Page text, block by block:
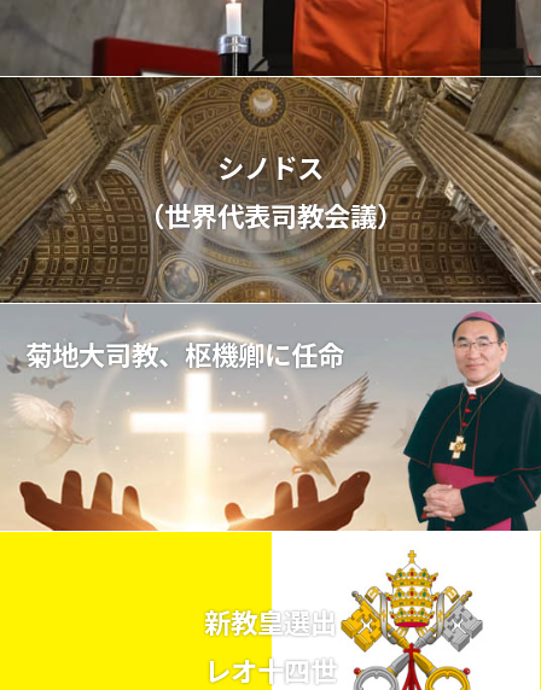
シノドス
（世界代表司教会議）
菊地大司教、枢機卿に任命
新教皇選出
レオ十四世